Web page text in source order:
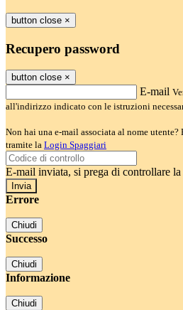
button close ×
Recupero password
button close ×
E-mail
all'indirizzo indicato con le istruzioni
Non hai una e-mail associata al nome
tramite la Login Spaggiari
E-mail inviata, si prega di controllare
Errore
Chiudi
Successo
Chiudi
Informazione
Chiudi